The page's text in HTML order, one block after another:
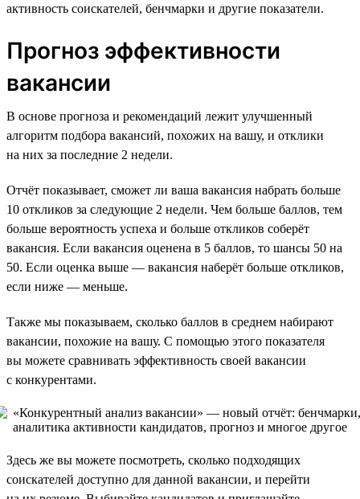
активность соискателей, бенчмарки и другие показатели.
Прогноз эффективности
вакансии
В основе прогноза и рекомендаций лежит улучшенный
алгоритм подбора вакансий, похожих на вашу, и отклики
на них за последние 2 недели.
Отчёт показывает, сможет ли ваша вакансия набрать больше
10 откликов за следующие 2 недели. Чем больше баллов, тем
больше вероятность успеха и больше откликов соберёт
вакансия. Если вакансия оценена в 5 баллов, то шансы 50 на
50. Если оценка выше — вакансия наберёт больше откликов,
если ниже — меньше.
Также мы показываем, сколько баллов в среднем набирают
вакансии, похожие на вашу. С помощью этого показателя
вы можете сравнивать эффективность своей вакансии
с конкурентами.
Здесь же вы можете посмотреть, сколько подходящих
соискателей доступно для данной вакансии, и перейти